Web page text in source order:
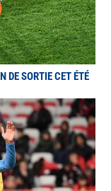
DE SORTIE CET ÉTÉ